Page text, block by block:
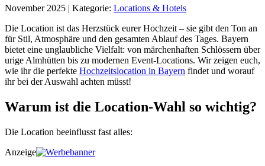
November 2025 | Kategorie: Locations & Hotels
Die Location ist das Herzstück eurer Hochzeit – sie gibt den Ton an
für Stil, Atmosphäre und den gesamten Ablauf des Tages. Bayern
bietet eine unglaubliche Vielfalt: von märchenhaften Schlössern über
urige Almhütten bis zu modernen Event-Locations. Wir zeigen euch,
wie ihr die perfekte Hochzeitslocation in Bayern findet und worauf
ihr bei der Auswahl achten müsst!
Warum ist die Location-Wahl so wichtig?
Die Location beeinflusst fast alles:
Anzeige